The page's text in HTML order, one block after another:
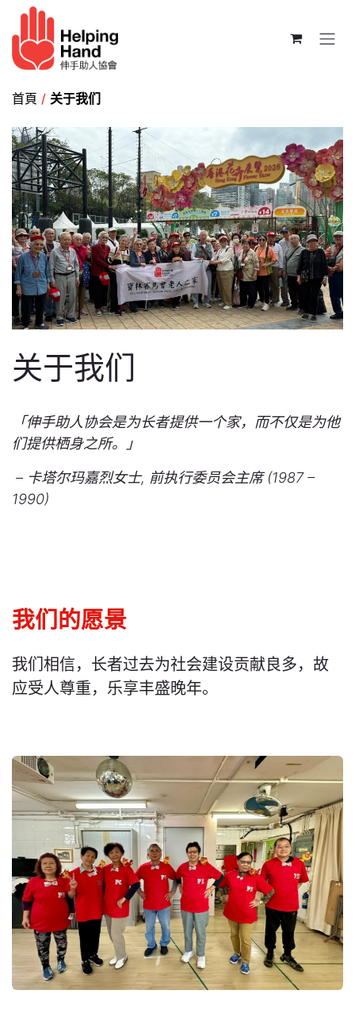
跳至内容
首頁 / 关于我们​
关于我们
「伸手助人协会是为长者提供一个家，而不仅是为他
们提供栖身之所。」
– 卡塔尔玛嘉烈女士, 前执行委员会主席 (1987 –
1990)
我们的愿景
我们相信，长者过去为社会建设贡献良多，故
应受人尊重，乐享丰盛晚年。